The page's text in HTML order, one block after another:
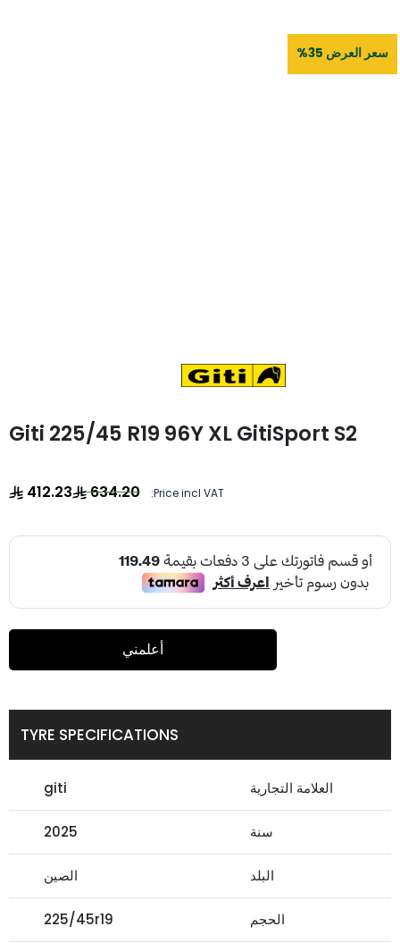
سعر العرض 35%
Giti 225/45 R19 96Y XL GitiSport S2
Price incl VAT:
634.20
412.23
أعلمني
TYRE SPECIFICATIONS
العلامة التجارية giti
سنة 2025
البلد الصين
الحجم 225/45r19